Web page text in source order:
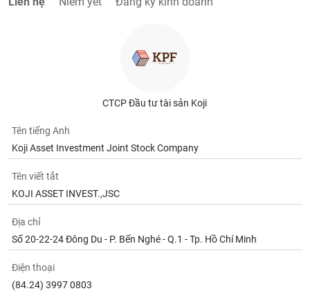
CTCP Đầu tư tài sản Koji
Tên tiếng Anh
Koji Asset Investment Joint Stock Company
Tên viết tắt
KOJI ASSET INVEST.,JSC
Địa chỉ
Số 20-22-24 Đông Du - P. Bến Nghé - Q.1 - Tp. Hồ Chí Minh
Điện thoại
(84.24) 3997 0803